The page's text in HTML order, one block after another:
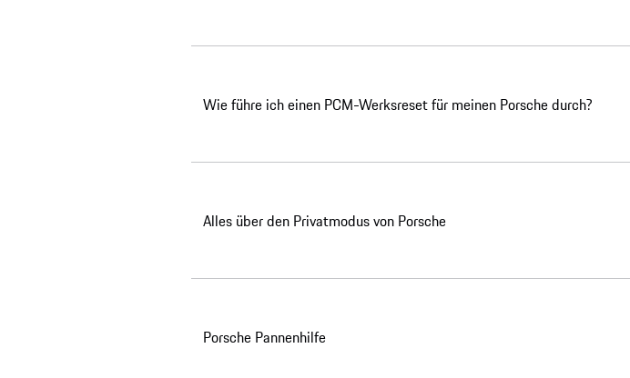
Wie führe ich einen PCM-Werksreset für meinen Porsche durch?
Alles über den Privatmodus von Porsche
Porsche Pannenhilfe